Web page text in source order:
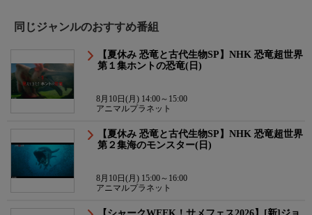
同じジャンルのおすすめ番組
【夏休み 恐竜と古代生物SP】NHK 恐竜超世界
第１集ホントの恐竜(日)
8月10日(月) 14:00～15:00
アニマルプラネット
【夏休み 恐竜と古代生物SP】NHK 恐竜超世界
第２集海のモンスター(日)
8月10日(月) 15:00～16:00
アニマルプラネット